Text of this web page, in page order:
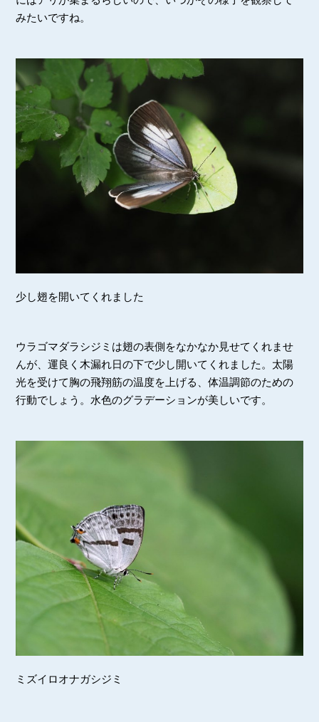
みたいですね。
少し翅を開いてくれました
ウラゴマダラシジミは翅の表側をなかなか見せてくれませ
んが、運良く木漏れ日の下で少し開いてくれました。太陽
光を受けて胸の飛翔筋の温度を上げる、体温調節のための
行動でしょう。水色のグラデーションが美しいです。
ミズイロオナガシジミ